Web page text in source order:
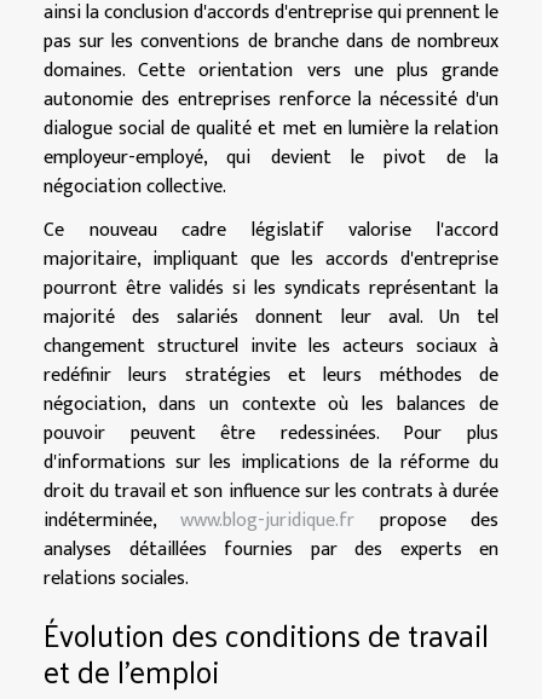
ainsi la conclusion d'accords d'entreprise qui prennent le
pas sur les conventions de branche dans de nombreux
domaines. Cette orientation vers une plus grande
autonomie des entreprises renforce la nécessité d'un
dialogue social de qualité et met en lumière la relation
employeur-employé, qui devient le pivot de la
négociation collective.
Ce nouveau cadre législatif valorise l'accord
majoritaire, impliquant que les accords d'entreprise
pourront être validés si les syndicats représentant la
majorité des salariés donnent leur aval. Un tel
changement structurel invite les acteurs sociaux à
redéfinir leurs stratégies et leurs méthodes de
négociation, dans un contexte où les balances de
pouvoir peuvent être redessinées. Pour plus
d'informations sur les implications de la réforme du
droit du travail et son influence sur les contrats à durée
indéterminée,www.blog-juridique.fr propose des
analyses détaillées fournies par des experts en
relations sociales.
Évolution des conditions de travail
et de l'emploi